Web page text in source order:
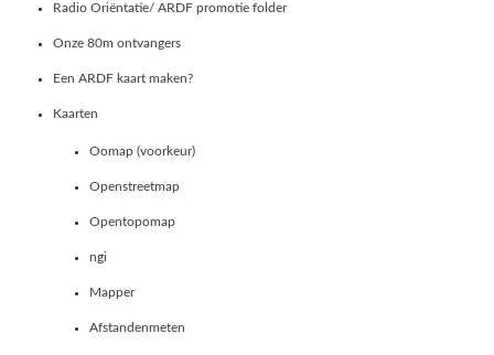
Radio Oriëntatie/ ARDF promotie folder
Onze 80m ontvangers
Een ARDF kaart maken?
Kaarten
Oomap (voorkeur)
Openstreetmap
Opentopomap
ngi
Mapper
Afstandenmeten